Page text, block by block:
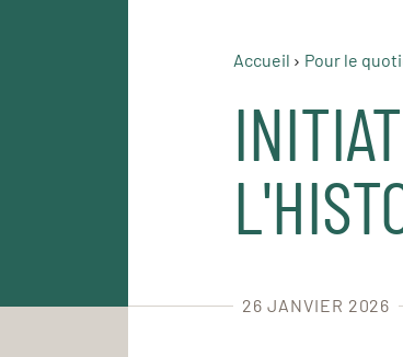
Accueil Pour le
26 JANVIER 2026